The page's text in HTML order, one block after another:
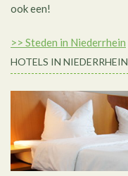
ook een!
>> Steden in Niederrhein
HOTELS IN NIEDERRHEIN